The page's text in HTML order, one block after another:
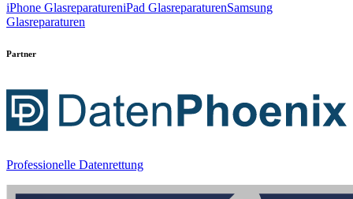
iPhone GlasreparatureniPad GlasreparaturenSamsung
Glasreparaturen
Partner
Professionelle Datenrettung